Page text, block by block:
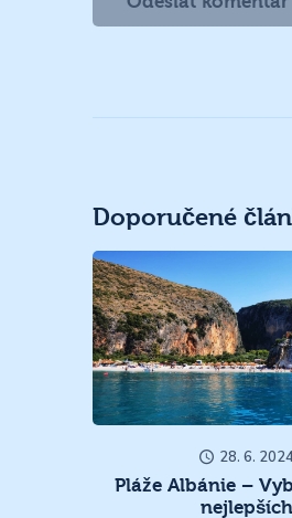
Doporučené
28. 6.
Pláže Albánie –
nejlepších